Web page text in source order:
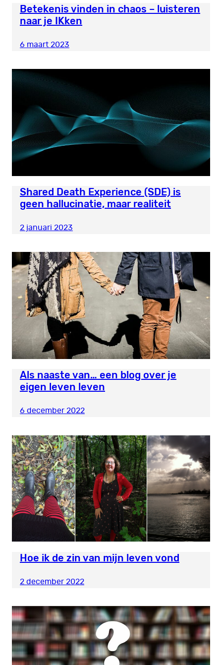
Betekenis vinden in chaos – luisteren
naar je IKken
6 maart 2023
Shared Death Experience (SDE) is
geen hallucinatie, maar realiteit
2 januari 2023
Als naaste van… een blog over je
eigen leven leven
6 december 2022
Hoe ik de zin van mijn leven vond
2 december 2022